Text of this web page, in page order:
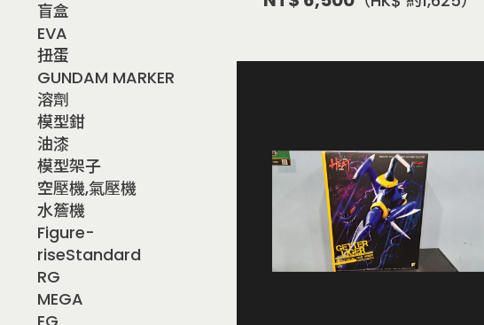
盲盒
EVA
扭蛋
GUNDAM MARKER
溶劑
模型鉗
油漆
模型架子
空壓機,氣壓機
水簷機
Figure-
riseStandard
RG
MEGA